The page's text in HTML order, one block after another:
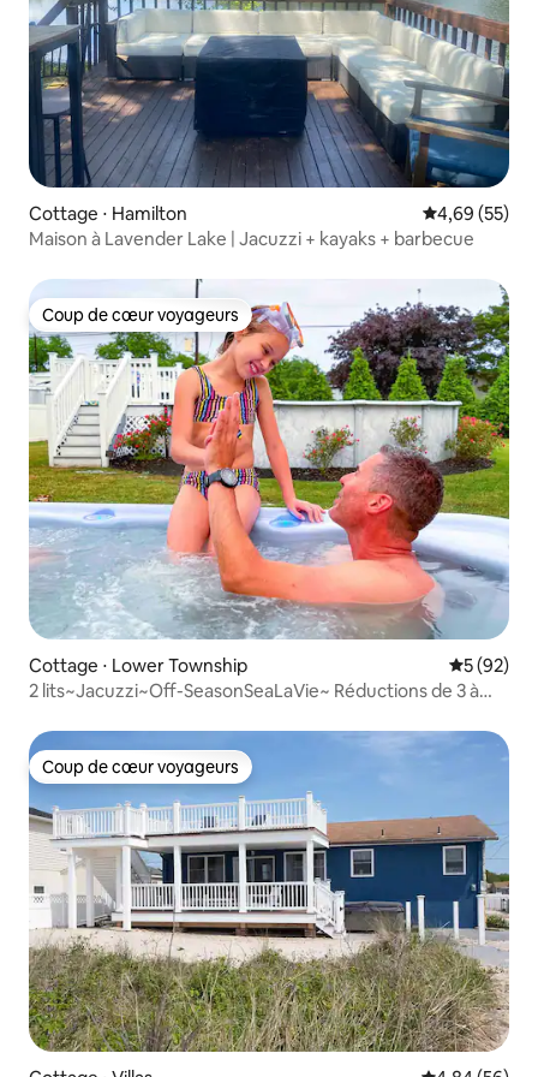
Cottage ⋅ Hamilton Évaluation
4,69 (55)
Maison à Lavender Lake | Jacuzzi + kayaks + barbecue
Coup de cœur voyageurs
Coup de cœur voyageurs
Cottage ⋅ Lower Township
5 (92)
2 lits~Jacuzzi~Off-SeasonSeaLaVie~ Réductions de 3 à
Coup de cœur voyageurs
Coup de cœur voyageurs